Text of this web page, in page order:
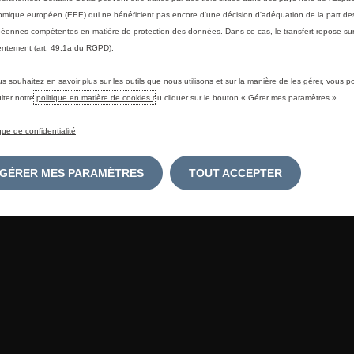
européen (EEE) qui ne bénéficient pas encore d'une décision d'adéquation de la part
compétentes en matière de protection des données. Dans ce cas, le transfert repose
(art. 49.1a du RGPD).
souhaitez en savoir plus sur les outils que nous utilisons et sur la manière de les gérer, vous
notre politique en matière de cookies ou cliquer sur le bouton « Gérer mes paramètres ».
de confidentialité
GÉRER MES PARAMÈTRES TOUT ACCEPTER